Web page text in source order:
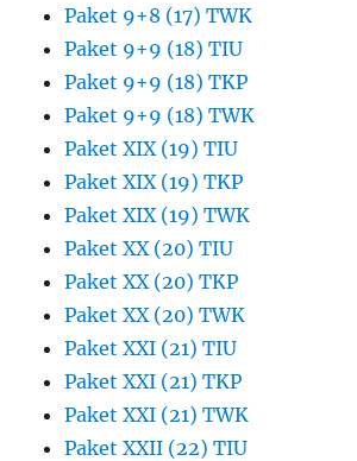
Paket 9+8 (17) TWK
Paket 9+9 (18) TIU
Paket 9+9 (18) TKP
Paket 9+9 (18) TWK
Paket XIX (19) TIU
Paket XIX (19) TKP
Paket XIX (19) TWK
Paket XX (20) TIU
Paket XX (20) TKP
Paket XX (20) TWK
Paket XXI (21) TIU
Paket XXI (21) TKP
Paket XXI (21) TWK
Paket XXII (22) TIU